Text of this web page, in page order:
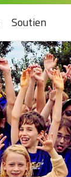
Soutien